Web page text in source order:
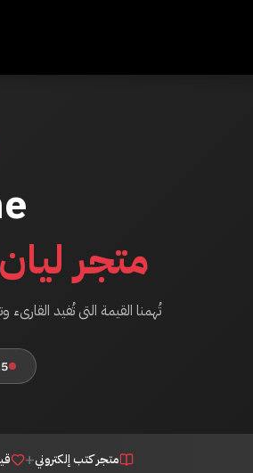
متجر
تُهمنا القيمة التى تُفيد
15
متجر كتب إلكتروني+